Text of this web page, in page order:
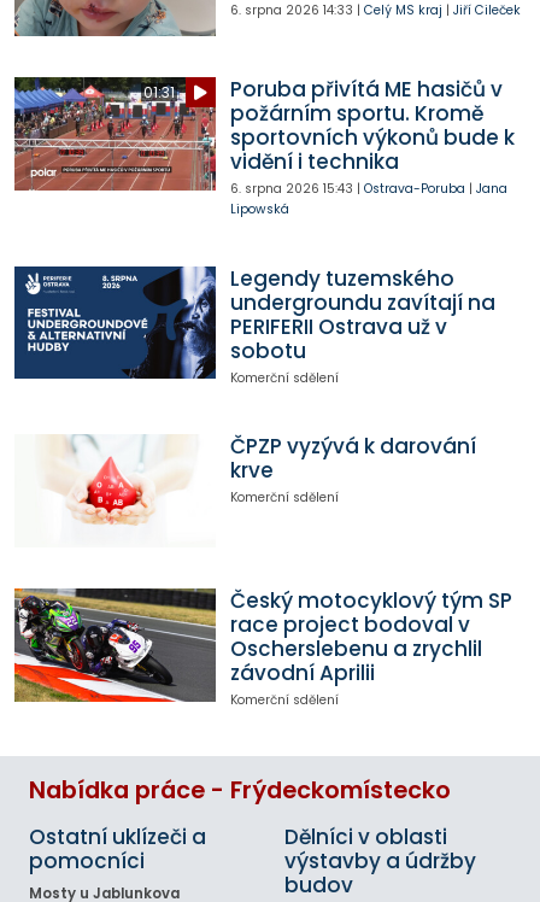
6. srpna 2026 14:33 | Celý MS kraj | Jiří Cileček
01:31
Poruba přivítá ME hasičů v
požárním sportu. Kromě
sportovních výkonů bude k
vidění i technika
6. srpna 2026 15:43 | Ostrava-Poruba | Jana
Lipowská
Legendy tuzemského
undergroundu zavítají na
PERIFERII Ostrava už v
sobotu
Komerční sdělení
ČPZP vyzývá k darování
krve
Komerční sdělení
Český motocyklový tým SP
race project bodoval v
Oscherslebenu a zrychlil
závodní Aprilii
Komerční sdělení
Nabídka práce - Frýdeckomístecko
Ostatní uklízeči a
pomocníci
Mosty u Jablunkova
Dělníci v oblasti
výstavby a údržby
budov